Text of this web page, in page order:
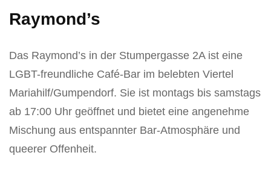
Raymond’s
Das Raymond’s in der Stumpergasse 2A ist eine
LGBT-freundliche Café-Bar im belebten Viertel
Mariahilf/Gumpendorf. Sie ist montags bis samstags
ab 17:00 Uhr geöffnet und bietet eine angenehme
Mischung aus entspannter Bar-Atmosphäre und
queerer Offenheit.